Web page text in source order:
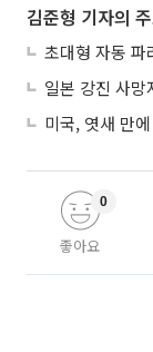
김준형 기자의
미국, 엿새 만
좋아요
0